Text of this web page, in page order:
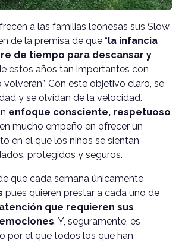
a las familias leonesas sus Slow
de la premisa de que “la infancia
de tiempo para descansar y
estos años tan importantes con
Con este objetivo claro, se
y se olvidan de la velocidad.
enfoque consciente, respetuoso
mucho empeño en ofrecer un
en el que los niños se sientan
protegidos y seguros.
que cada semana únicamente
pues quieren prestar a cada uno de
que requieren sus
. Y, seguramente, es
por el que todos los que han